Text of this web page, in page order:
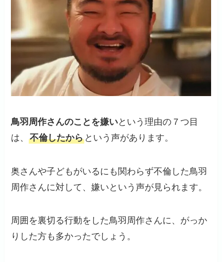
鳥羽周作さんのことを嫌いという理由の７つ目
は、不倫したから という声があります。
奥さんや子どもがいるにも関わらず不倫した鳥羽
周作さんに対して、嫌いという声が見られます。
周囲を裏切る行動をした鳥羽周作さんに、がっか
りした方も多かったでしょう。